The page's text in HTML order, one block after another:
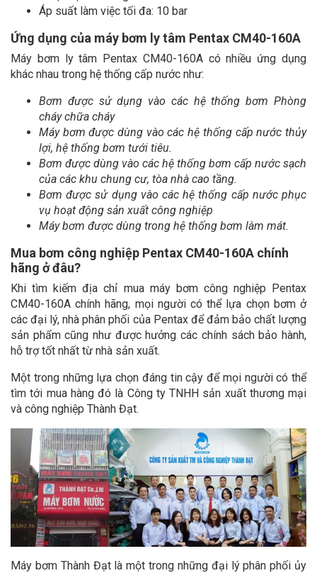
Áp suất làm việc tối đa: 10 bar
Ứng dụng của máy bơm ly tâm Pentax CM40-160A
Máy bơm ly tâm Pentax CM40-160A có nhiều ứng dụng
khác nhau trong hệ thống cấp nước như:
Bơm được sử dụng vào các hệ thống bơm Phòng
cháy chữa cháy
Máy bơm được dùng vào các hệ thống cấp nước thủy
lợi, hệ thống bơm tưới tiêu.
Bơm được dùng vào các hệ thống bơm cấp nước sạch
của các khu chung cư, tòa nhà cao tầng.
Bơm được sử dụng vào các hệ thống cấp nước phục
vụ hoạt động sản xuất công nghiệp
Máy bơm được dùng trong hệ thống bơm làm mát.
Mua bơm công nghiệp Pentax CM40-160A chính
hãng ở đâu?
Khi tìm kiếm địa chỉ mua máy bơm công nghiệp Pentax
CM40-160A chính hãng, mọi người có thể lựa chọn bơm ở
các đại lý, nhà phân phối của Pentax để đảm bảo chất lượng
sản phẩm cũng như được hưởng các chính sách bảo hành,
hỗ trợ tốt nhất từ nhà sản xuất.
Một trong những lựa chọn đáng tin cậy để mọi người có thể
tìm tới mua hàng đó là Công ty TNHH sản xuất thương mại
và công nghiệp Thành Đạt.
Máy bơm Thành Đạt là một trong những đại lý phân phối ủy